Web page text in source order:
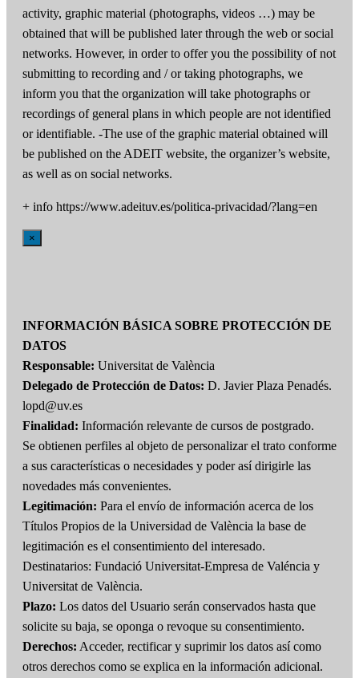
activity, graphic material (photographs, videos …) may be
obtained that will be published later through the web or social
networks. However, in order to offer you the possibility of not
submitting to recording and / or taking photographs, we
inform you that the organization will take photographs or
recordings of general plans in which people are not identified
or identifiable. -The use of the graphic material obtained will
be published on the ADEIT website, the organizer’s website,
as well as on social networks.
+ info https://www.adeituv.es/politica-privacidad/?lang=en
×
INFORMACIÓN BÁSICA SOBRE PROTECCIÓN DE
DATOS
Responsable: Universitat de València
Delegado de Protección de Datos: D. Javier Plaza Penadés.
lopd@uv.es
Finalidad: Información relevante de cursos de postgrado.
Se obtienen perfiles al objeto de personalizar el trato conforme
a sus características o necesidades y poder así dirigirle las
novedades más convenientes.
Legitimación: Para el envío de información acerca de los
Títulos Propios de la Universidad de València la base de
legitimación es el consentimiento del interesado.
Destinatarios: Fundació Universitat-Empresa de Valéncia y
Universitat de València.
Plazo: Los datos del Usuario serán conservados hasta que
solicite su baja, se oponga o revoque su consentimiento.
Derechos: Acceder, rectificar y suprimir los datos así como
otros derechos como se explica en la información adicional.